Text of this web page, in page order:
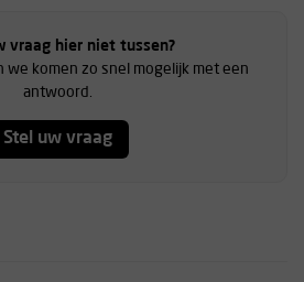
vraag hier niet tussen?
we komen zo snel mogelijk met een
antwoord.
Stel uw vraag